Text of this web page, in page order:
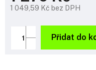
1 049,59 Kč bez DPH
cena:
Přidat do